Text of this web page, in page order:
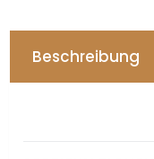
Beschreibung